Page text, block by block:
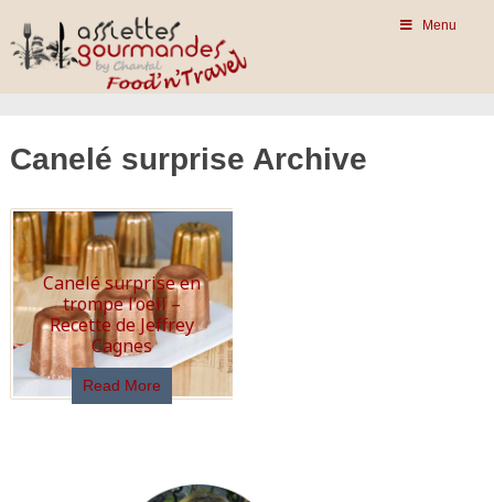
Menu
Canelé surprise Archive
Canelé surprise en
trompe l’oeil –
Recette de Jeffrey
Cagnes
Read More